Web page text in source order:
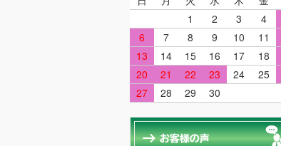
1
2 3 4
6
7 8 9 10 11
13
14 15 16 17 18
20
21 22 23 24 25
27
28 29 30